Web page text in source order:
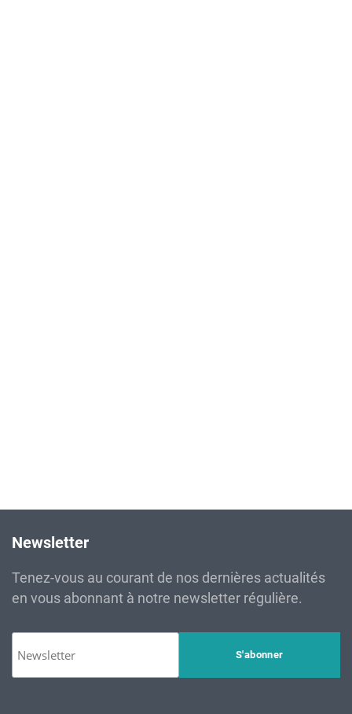
Newsletter
Tenez-vous au courant de nos dernières actualités
en vous abonnant à notre newsletter régulière.